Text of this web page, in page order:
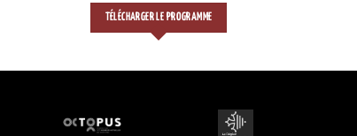
TÉLÉCHARGER LE PROGRAMME